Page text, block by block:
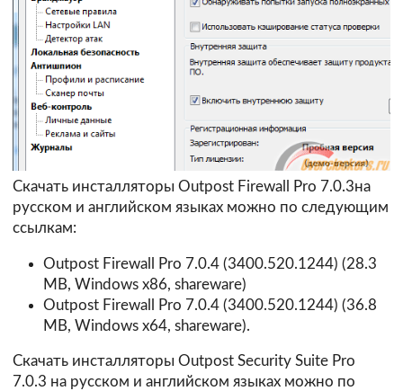
Скачать инсталляторы Outpost Firewall Pro 7.0.3на
русском и английском языках можно по следующим
ссылкам:
Outpost Firewall Pro 7.0.4 (3400.520.1244) (28.3
MB, Windows x86, shareware)
Outpost Firewall Pro 7.0.4 (3400.520.1244) (36.8
MB, Windows x64, shareware).
Скачать инсталляторы Outpost Security Suite Pro
7.0.3 на русском и английском языках можно по